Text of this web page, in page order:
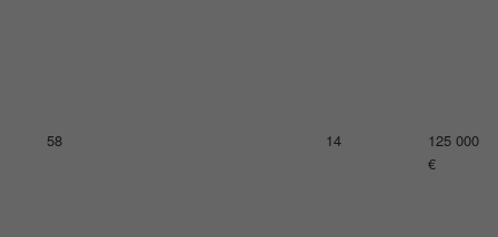
62 33
121 000
€